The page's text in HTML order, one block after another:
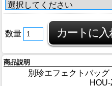
数量
商品説明
別珍エフェクトバッ